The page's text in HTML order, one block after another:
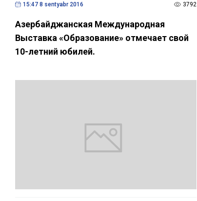
15:47 8 sentyabr 2016 3792
Азербайджанская Международная
Выставка «Образование» отмечает свой
10-летний юбилей.